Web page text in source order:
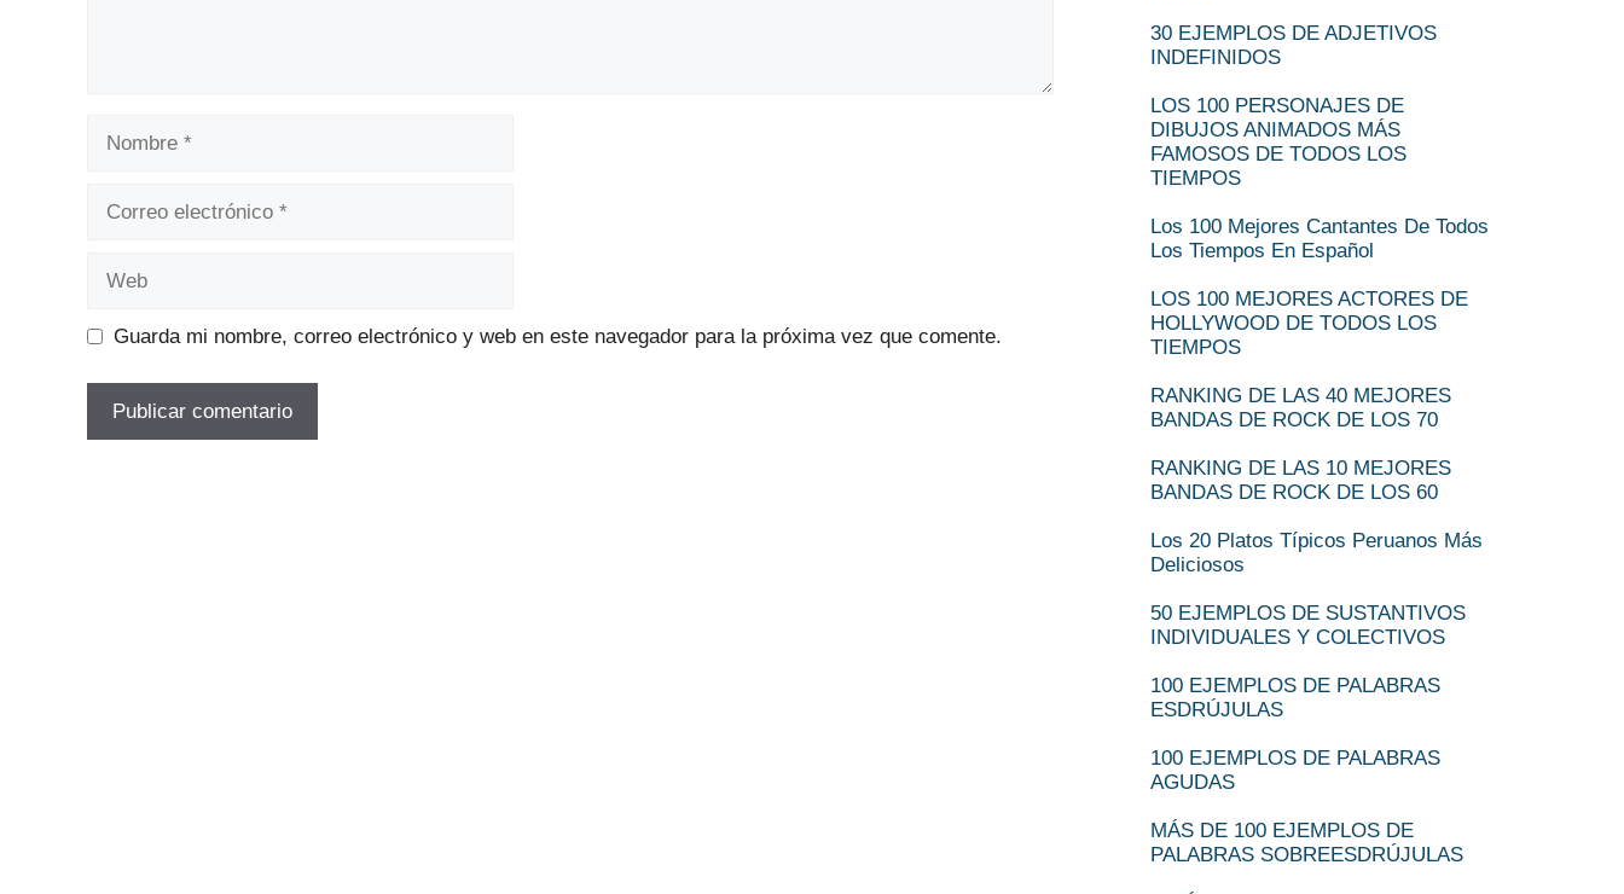
Guarda mi nombre, correo electrónico y web en este navegador para la próxima vez que comente.
30 EJEMPLOS DE ADJETIVOS
INDEFINIDOS
LOS 100 PERSONAJES DE
DIBUJOS ANIMADOS MÁS
FAMOSOS DE TODOS LOS
TIEMPOS
Los 100 Mejores Cantantes De Todos
Los Tiempos En Español
LOS 100 MEJORES ACTORES DE
HOLLYWOOD DE TODOS LOS
TIEMPOS
RANKING DE LAS 40 MEJORES
BANDAS DE ROCK DE LOS 70
RANKING DE LAS 10 MEJORES
BANDAS DE ROCK DE LOS 60
Los 20 Platos Típicos Peruanos Más
Deliciosos
50 EJEMPLOS DE SUSTANTIVOS
INDIVIDUALES Y COLECTIVOS
100 EJEMPLOS DE PALABRAS
ESDRÚJULAS
100 EJEMPLOS DE PALABRAS
AGUDAS
MÁS DE 100 EJEMPLOS DE
PALABRAS SOBREESDRÚJULAS